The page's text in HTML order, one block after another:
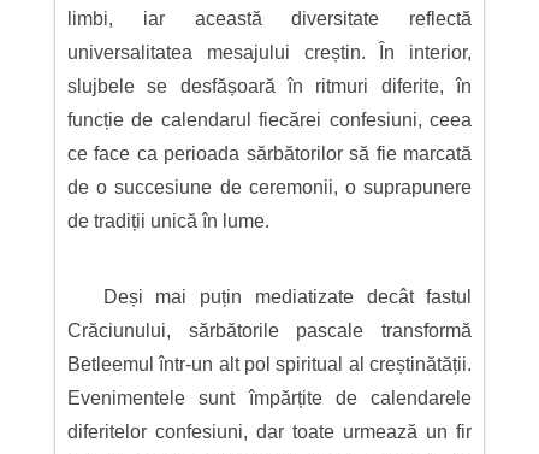
limbi, iar această diversitate reflectă
universalitatea mesajului creștin. În interior,
slujbele se desfășoară în ritmuri diferite, în
funcție de calendarul fiecărei confesiuni, ceea
ce face ca perioada sărbătorilor să fie marcată
de o succesiune de ceremonii, o suprapunere
de tradiții unică în lume.
Deși mai puțin mediatizate decât fastul
Crăciunului, sărbătorile pascale transformă
Betleemul într-un alt pol spiritual al creștinătății.
Evenimentele sunt împărțite de calendarele
diferitelor confesiuni, dar toate urmează un fir